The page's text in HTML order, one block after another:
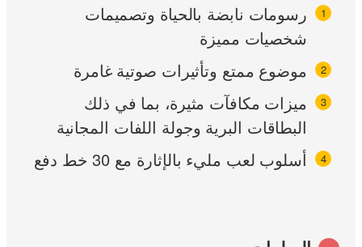
رسومات نابضة بالحياة وتصميمات
شخصيات مميزة
موضوع ممتع وتأثيرات صوتية غامرة
ميزات مكافآت مثيرة، بما في ذلك
البطاقات البرية وجولة اللفات المجانية
أسلوب لعب مليء بالإثارة مع 30 خط دفع